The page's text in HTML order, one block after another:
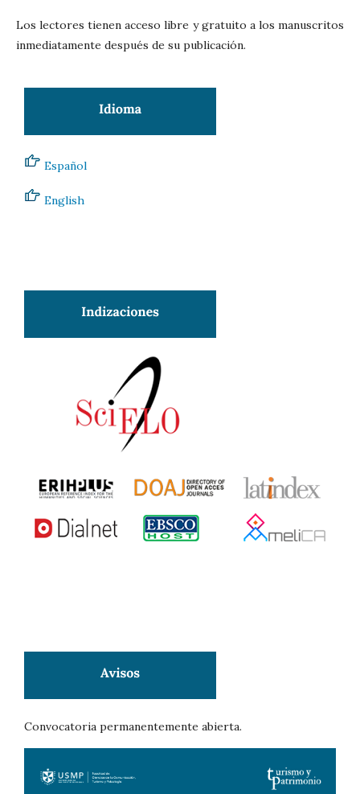
Los lectores tienen acceso libre y gratuito a los manuscritos
inmediatamente después de su publicación.
Español
English
Convocatoria permanentemente abierta.